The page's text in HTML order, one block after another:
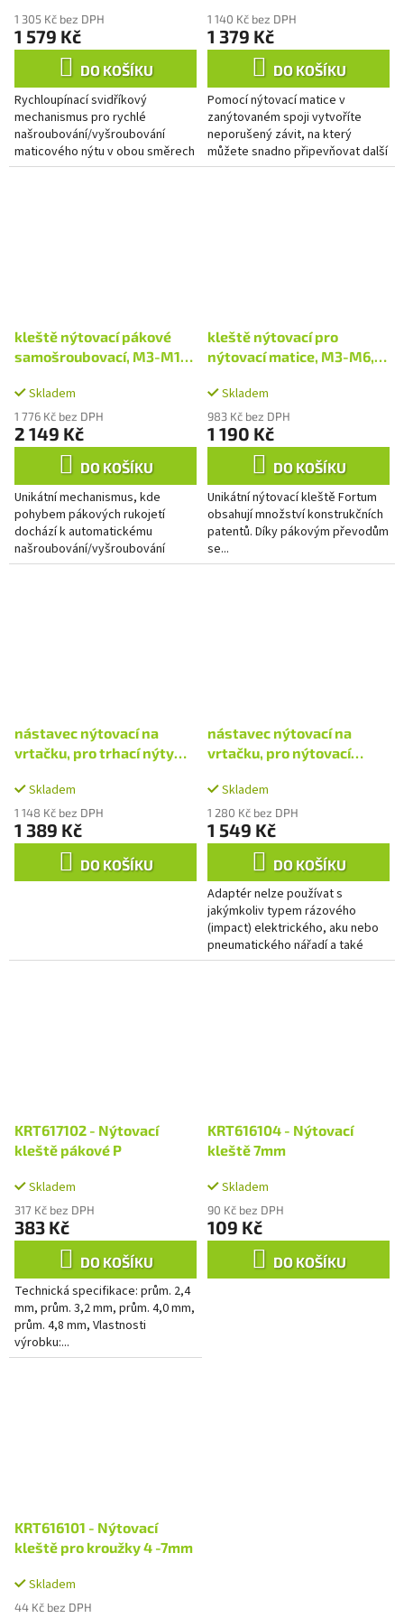
1 305 Kč bez DPH
1 579 Kč
DO KOŠÍKU
Rychloupínací svidříkový
mechanismus pro rychlé
našroubování/vyšroubování
maticového nýtu v obou směrech
1 140 Kč bez DPH
1 379 Kč
DO KOŠÍKU
Pomocí nýtovací matice v
zanýtovaném spoji vytvoříte
neporušený závit, na který
můžete snadno připevňovat další
komponenty
kleště nýtovací pákové
samošroubovací, M3-M12,
Skladem
1 776 Kč bez DPH
2 149 Kč
DO KOŠÍKU
Unikátní mechanismus, kde
pohybem pákových rukojetí
dochází k automatickému
našroubování/vyšroubování
maticového nýtu
kleště nýtovací pro
nýtovací matice, M3-M6,
Skladem
983 Kč bez DPH
1 190 Kč
DO KOŠÍKU
Unikátní nýtovací kleště Fortum
obsahují množství konstrukčních
patentů. Díky pákovým převodům
se...
nástavec nýtovací na
vrtačku, pro trhací nýty
Skladem
1 148 Kč bez DPH
1 389 Kč
DO KOŠÍKU
nástavec nýtovací na
vrtačku, pro nýtovací
Skladem
1 280 Kč bez DPH
1 549 Kč
DO KOŠÍKU
Adaptér nelze používat s
jakýmkoliv typem rázového
(impact) elektrického, aku nebo
pneumatického nářadí a také
nesmí být používán společně s
KRT617102 - Nýtovací
kleště pákové P
Skladem
317 Kč bez DPH
383 Kč
DO KOŠÍKU
Technická specifikace: prům. 2,4
mm, prům. 3,2 mm, prům. 4,0 mm,
prům. 4,8 mm, Vlastnosti
výrobku:...
KRT616104 - Nýtovací
kleště 7mm
Skladem
90 Kč bez DPH
109 Kč
DO KOŠÍKU
KRT616101 - Nýtovací
kleště pro kroužky 4 -7mm
Skladem
44 Kč bez DPH